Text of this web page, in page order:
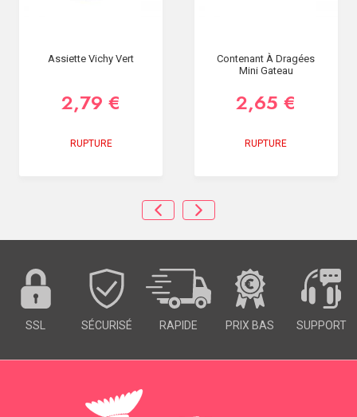
Assiette Vichy Vert
2,79 €
RUPTURE
Contenant À Dragées
Mini Gateau
2,65 €
RUPTURE
SSL SÉCURISÉ RAPIDE PRIX BAS SUPPORT